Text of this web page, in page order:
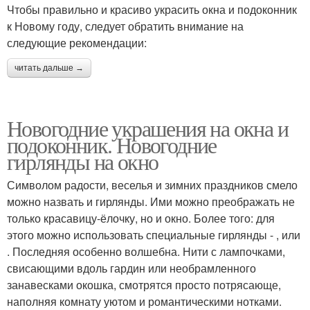
Чтобы правильно и красиво украсить окна и подоконник
к Новому году, следует обратить внимание на
следующие рекомендации:
читать дальше →
Новогодние украшения на окна и
подоконник. Новогодние
гирлянды на окно
Символом радости, веселья и зимних праздников смело
можно назвать и гирлянды. Ими можно преображать не
только красавицу-ёлочку, но и окно. Более того: для
этого можно использовать специальные гирлянды - , или
. Последняя особенно волшебна. Нити с лампочками,
свисающими вдоль гардин или необрамленного
занавесками окошка, смотрятся просто потрясающе,
наполняя комнату уютом и романтическими нотками.